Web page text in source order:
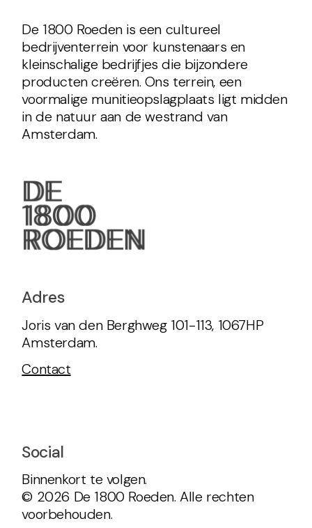
De 1800 Roeden is een cultureel
bedrijventerrein voor kunstenaars en
kleinschalige bedrijfjes die bijzondere
producten creëren. Ons terrein, een
voormalige munitieopslagplaats ligt midden
in de natuur aan de westrand van
Amsterdam.
Adres
Joris van den Berghweg 101-113, 1067HP
Amsterdam.
Contact
Social
Binnenkort te volgen.
© 2026 De 1800 Roeden. Alle rechten
voorbehouden.